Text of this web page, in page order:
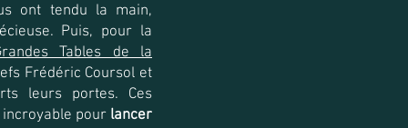
ont tendu la main,
Puis, pour la
Tables de la
Frédéric Coursol et
leurs portes. Ces
pour lancer